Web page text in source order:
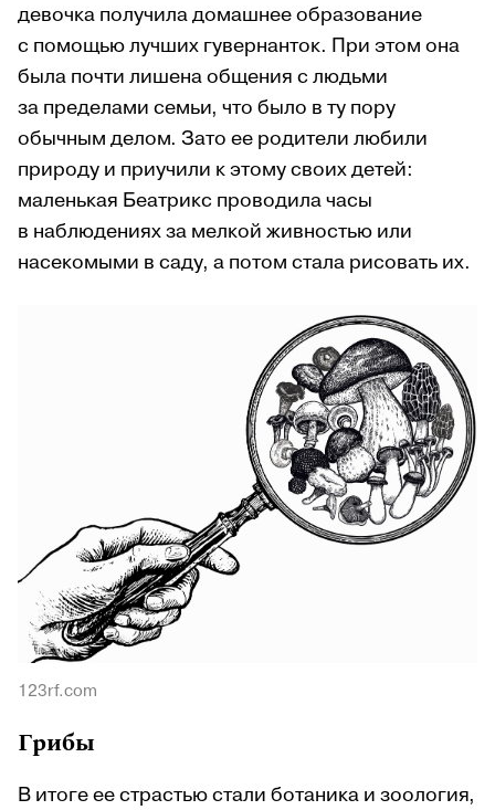
девочка получила домашнее образование
с помощью лучших гувернанток. При этом она
была почти лишена общения с людьми
за пределами семьи, что было в ту пору
обычным делом. Зато ее родители любили
природу и приучили к этому своих детей:
маленькая Беатрикс проводила часы
в наблюдениях за мелкой живностью или
насекомыми в саду, а потом стала рисовать их.
123rf.com
Грибы
В итоге ее страстью стали ботаника и зоология,